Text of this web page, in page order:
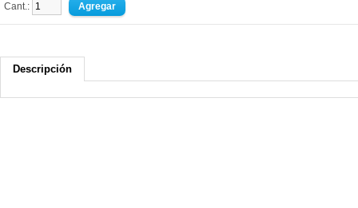
Cant.:
Descripción